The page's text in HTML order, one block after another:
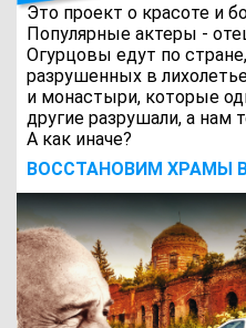
Это проект о красоте и
Популярные актеры -
Огурцовы едут по
разрушенных в
и монастыри, которые
другие разрушали, а нам
А как иначе?
ВОCСТАНОВИМ ХРАМЫ